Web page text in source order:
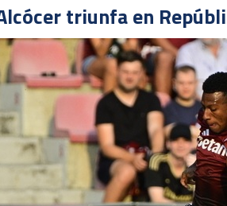
triunfa en